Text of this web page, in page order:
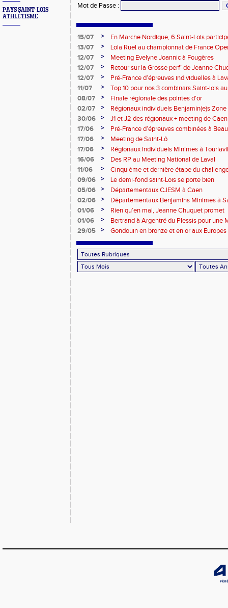
PAYS SAINT-LOIS
ATHLÉTISME
Mot de Passe :
15/07 >
En Marche Nordique, 6 Saint-Lois
13/07
>
Lola Ruel au championnat de France
12/07
>
Meeting Evelyne Joannic à Fougères
12/07
>
Retour sur la Grosse perf’ de Jeanne
de l’Est Lyonnais
12/07 >
Pré-France d’épreuves individuelles à
11/07
>
Top 10 pour nos 3 combinars Saint-lois
d'EC à Aix-en-Provence
08/07 >
Finale régionale des pointes d'or
02/07
>
Régionaux individuels Benjamin(e)s
30/06
>
J1 et J2 des régionaux + meeting de Caen
17/06
>
Pré-France d’épreuves combinées à
17/06
>
Meeting de Saint-Lô
17/06
>
Régionaux Individuels Minimes à
16/06
>
Des RP au Meeting National de Laval
11/06
>
Cinquième et dernière étape du
09/06
>
Le demi-fond saint-Lois se porte bien
05/06
>
Départementaux CJESM à Caen
02/06
>
Départementaux Benjamins Minimes à
01/06
>
Rien qu’en mai, Jeanne Chuquet promet
01/06
>
Bertrand à Argentré du Plessis pour une
29/05
> Gondouin en bronze et en or aux Europes